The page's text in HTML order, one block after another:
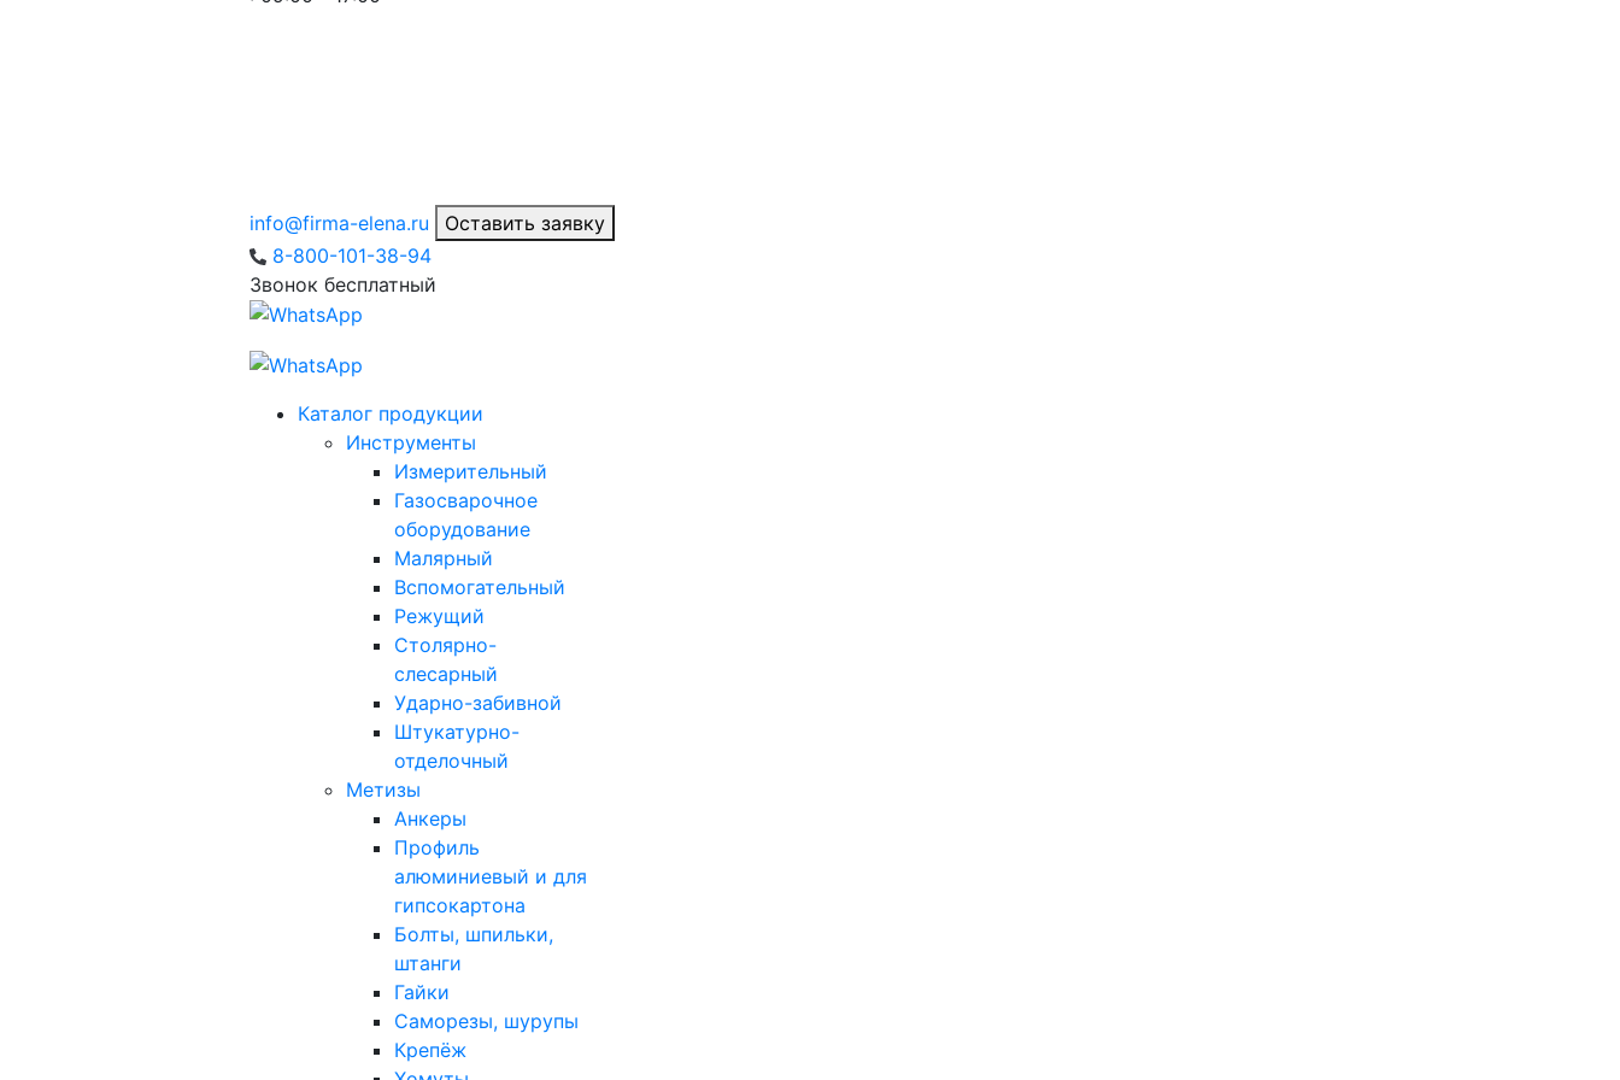
info@firma-elena.ru
Оставить заявку
8-800-101-38-94
Звонок бесплатный
Каталог продукции
Инструменты
Измерительный
Газосварочное
оборудование
Малярный
Вспомогательный
Режущий
Столярно-
слесарный
Ударно-забивной
Штукатурно-
отделочный
Метизы
Анкеры
Профиль
алюминиевый и для
гипсокартона
Болты, шпильки,
штанги
Гайки
Саморезы, шурупы
Крепёж